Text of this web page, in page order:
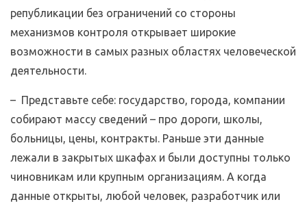
републикации без ограничений со стороны
механизмов контроля открывает широкие
возможности в самых разных областях человеческой
деятельности.
– Представьте себе: государство, города, компании
собирают массу сведений – про дороги, школы,
больницы, цены, контракты. Раньше эти данные
лежали в закрытых шкафах и были доступны только
чиновникам или крупным организациям. А когда
данные открыты, любой человек, разработчик или